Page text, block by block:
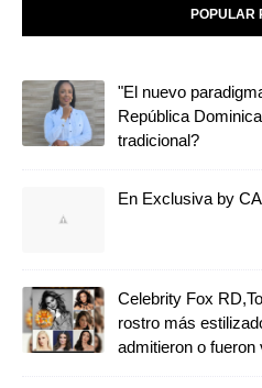
POPULAR
"El nuevo
República
tradicional?
En Exclusiva by
Celebrity Fox
rostro más
admitieron o